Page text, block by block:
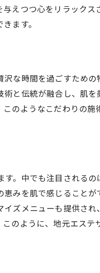
えつつ心をリラックス
ます。
な時間を過ごすための
と伝統が融合し、肌
のようなこだわりの施
。中でも注目される
みを肌で感じること
ズメニューも提供さ
のように、地元エステ